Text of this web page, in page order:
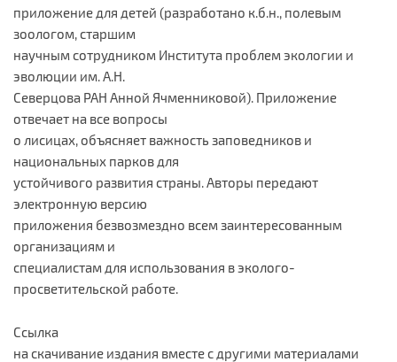
приложение для детей (разработано к.б.н., полевым
зоологом, старшим
научным сотрудником Института проблем экологии и
эволюции им. А.Н.
Северцова РАН Анной Ячменниковой). Приложение
отвечает на все вопросы
о лисицах, объясняет важность заповедников и
национальных парков для
устойчивого развития страны. Авторы передают
электронную версию
приложения безвозмездно всем заинтересованным
организациям и
специалистам для использования в эколого-
просветительской работе.
Ссылка
на скачивание издания вместе с другими материалами